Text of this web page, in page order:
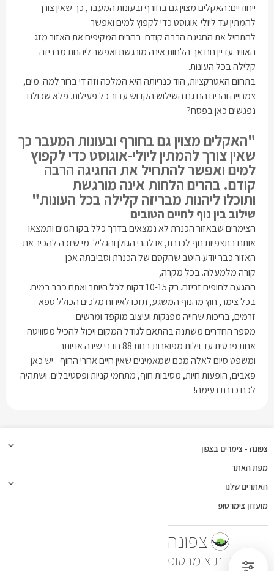
ייחודיים: האקלים מצוין גם בחורף ובעונות המעבר, כך שאין צורך
להמתין עד ליולי-אוגוסט כדי לקפוץ למים ואפשר
להתחיל את החגיגה הרבה קודם. בהרים המקיפים את האזור מזג
האוויר עדיין חם אך הלחות אינה מורגשת ואפשר ליהנות מבריזה
קלילה בכל העונות.
בתחום האטרקציות, הוד כנריותה היא המלכה וזה די ברור למה: מים,
צמחייה והרים הם גם השילוש הקדוש עבור כל פעילות. פלא שכולם
נפגשים כאן בפסח?
"האקלים מצוין גם בחורף ובעונות המעבר כך
שאין צורך להמתין ליולי-אוגוסט כדי לקפוץ
למים ואפשר להתחיל את החגיגה הרבה
קודם. בהרים הלחות אינה מורגשת
ותוכלוליהנות מבריזה קלילה בכל העונות"
שילוב בין נוף לחיים הטובים
הצימרים שבאזור הכנרת לא נמצאים בדרך כלל בקו המים ותמצאו
אותם בתצפיות נוף לכנרת, או להרי הגולן והגליל. מי שזכה להכיר את
האזור כבר יודע היטב שהקסם של הכנרת וסביבתה אכן
קורה מלמעלה. בכל מקרה,
ההגעה לחופים זריזה. רק 10-15 דקות לכל היותר ואתם כבר במים.
בכל צימר, חוץ מהנוף המשגע, תזכו לאירוח מלכים הכולל ספא
זרמים, בריכות שחייה מפנקות ועיצוב מוקפד ומרשים.
מספר החדרים משתנה בהתאם לגודל המקום ויכול להכיל מסוויטה
אחת פרטית עד וילות מפוארות בנות 88 חדרי שינה או יותר.
ומשפט סיום לאלה מכם שמאמינים שאין חיים אחרי החוף - יש כאן
פאבים, הופעות חיות, מסיבות חוף, מתחמי קניות ופסטיבלים. ושתהיה
לכם כנרת נעימה!
צפונה
צימרטופ
צפונה - צימרים בצפון
מפת האתר
האתרים שלנו
מועדון צימרטופ